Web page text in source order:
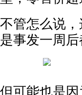
不管怎么说
是事发一周
但可能也是